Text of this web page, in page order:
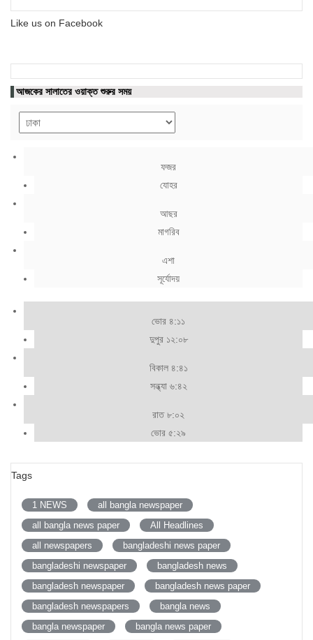
Like us on Facebook
আজকের সালাতের ওয়াক্ত শুরুর সময়
ফজর
যোহর
আছর
মাগরিব
এশা
সূর্যোদয়
ভোর ৪:১১
দুপুর ১২:০৮
বিকাল ৪:৪১
সন্ধ্যা ৬:৪২
রাত ৮:০২
ভোর ৫:২৯
Tags
1 NEWS
all bangla newspaper
all bangla news paper
All Headlines
all newspapers
bangladeshi news paper
bangladeshi newspaper
bangladesh news
bangladesh newspaper
bangladesh news paper
bangladesh newspapers
bangla news
bangla newspaper
bangla news paper